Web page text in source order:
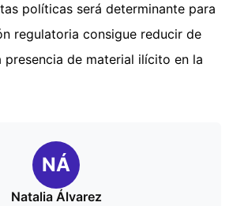
políticas será determinante para
regulatoria consigue reducir de
presencia de material ilícito en la
NÁ
Natalia Álvarez